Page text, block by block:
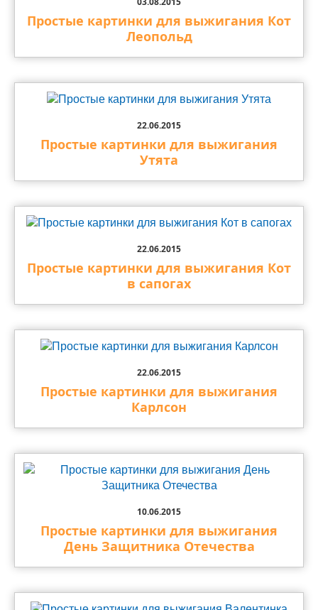
Простые картинки для выжигания Кот
Леопольд
22.06.2015
Простые картинки для выжигания
Утята
22.06.2015
Простые картинки для выжигания Кот
в сапогах
22.06.2015
Простые картинки для выжигания
Карлсон
10.06.2015
Простые картинки для выжигания
День Защитника Отечества